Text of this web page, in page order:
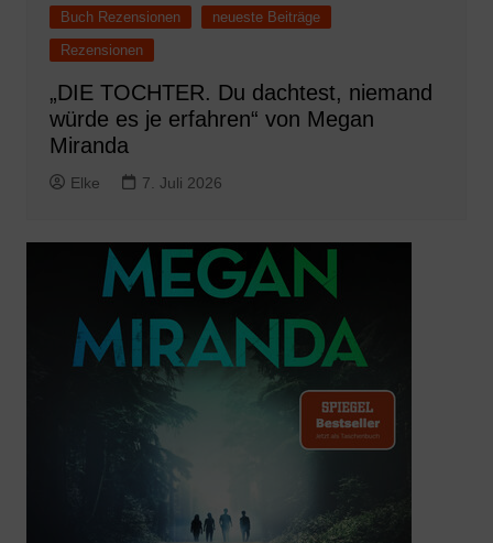
Buch Rezensionen
neueste Beiträge
Rezensionen
„DIE TOCHTER. Du dachtest, niemand
würde es je erfahren“ von Megan
Miranda
Elke 7. Juli 2026